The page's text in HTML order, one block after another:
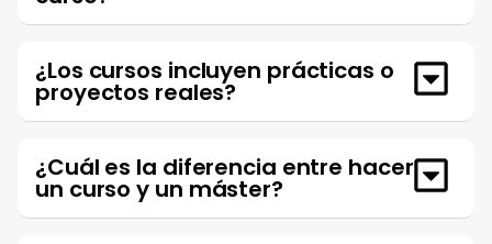
¿Los cursos incluyen prácticas o
proyectos reales?
¿Cuál es la diferencia entre hacer
un curso y un máster?